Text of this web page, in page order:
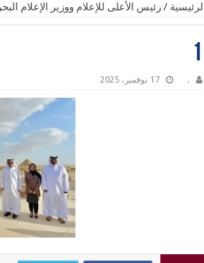
الرئيسية / رئيس الأعلى للإعلام ووزير الإعلام
1
. 17 نوفمبر، 2025